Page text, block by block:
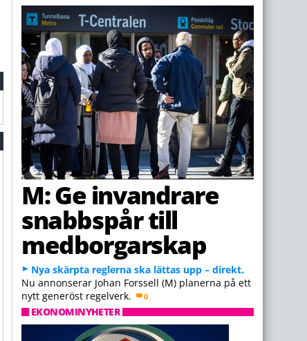
M: Ge invandrare
snabbspår till
medborgarskap
Nya skärpta reglerna ska lättas upp – direkt.
Nu annonserar Johan Forssell (M) planerna på ett
nytt generöst regelverk.
0
EKONOMINYHETER